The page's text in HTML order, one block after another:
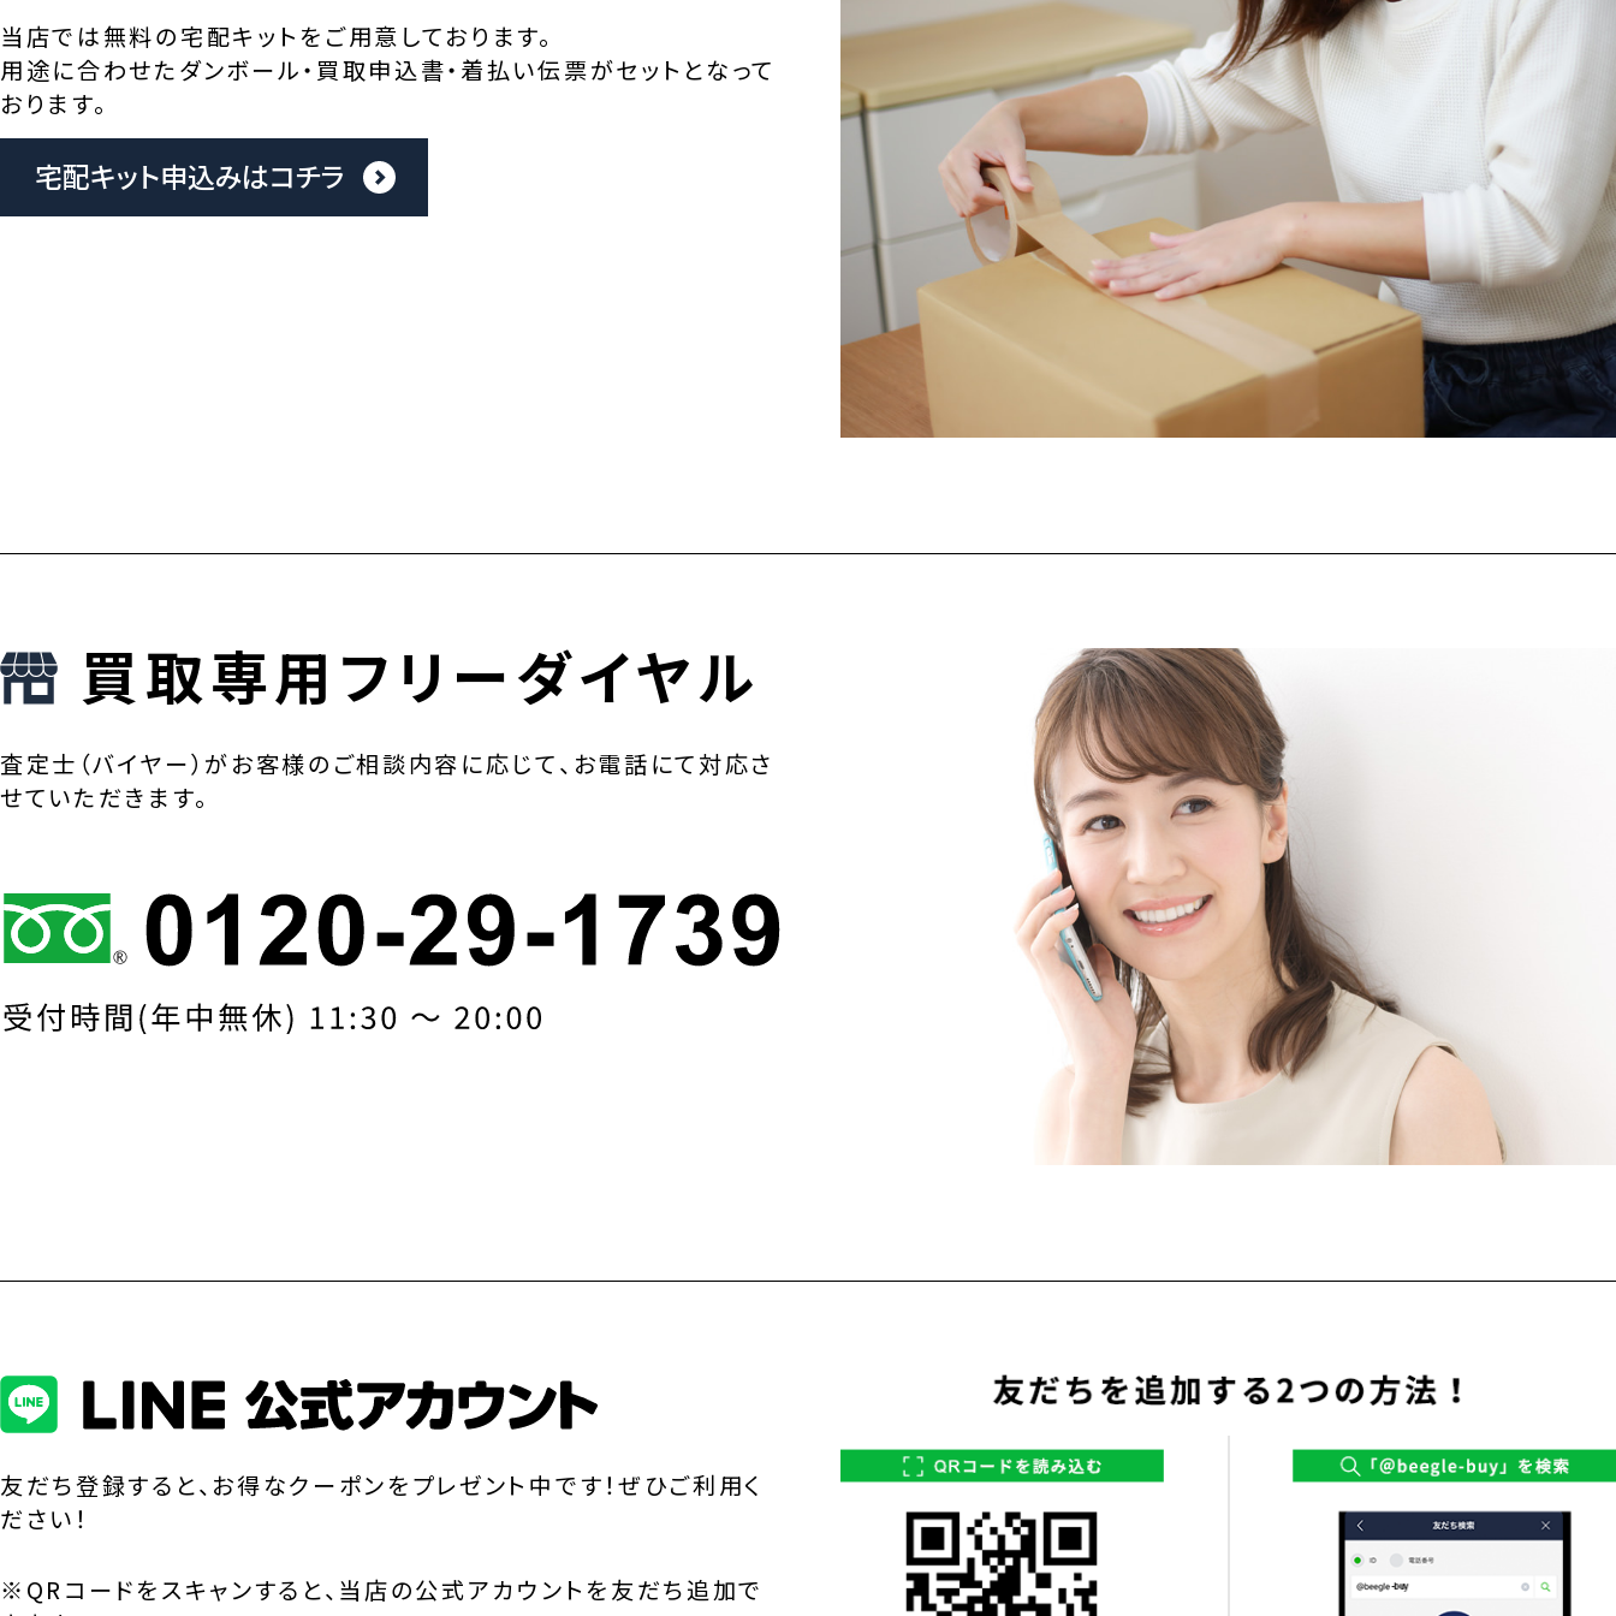
当店では無料の宅配キットをご用意しております。
用途に合わせたダンボール・買取申込書・着払い伝票がセットとなって
おります。
宅配キット申込みはコチラ
買取専用フリーダイヤル
査定士（バイヤー）がお客様のご相談内容に応じて、お電話にて対応さ
せていただきます。
友だち登録すると、お得なクーポンをプレゼント中です！ぜひご利用く
ださい！
※QRコードをスキャンすると、当店の公式アカウントを友だち追加で